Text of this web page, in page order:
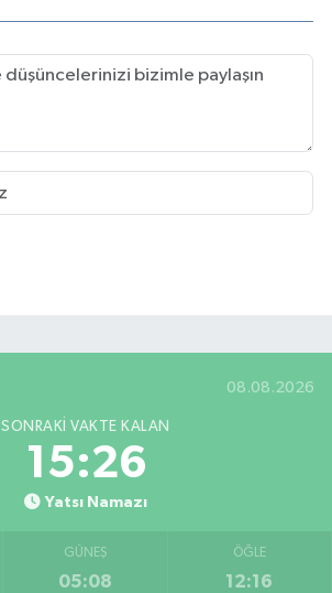
08.08.2026
SONRAKI VAKTE KALAN
15:26
Yatsı Namazı
GÜNEŞ
05:08
ÖĞLE
12:16